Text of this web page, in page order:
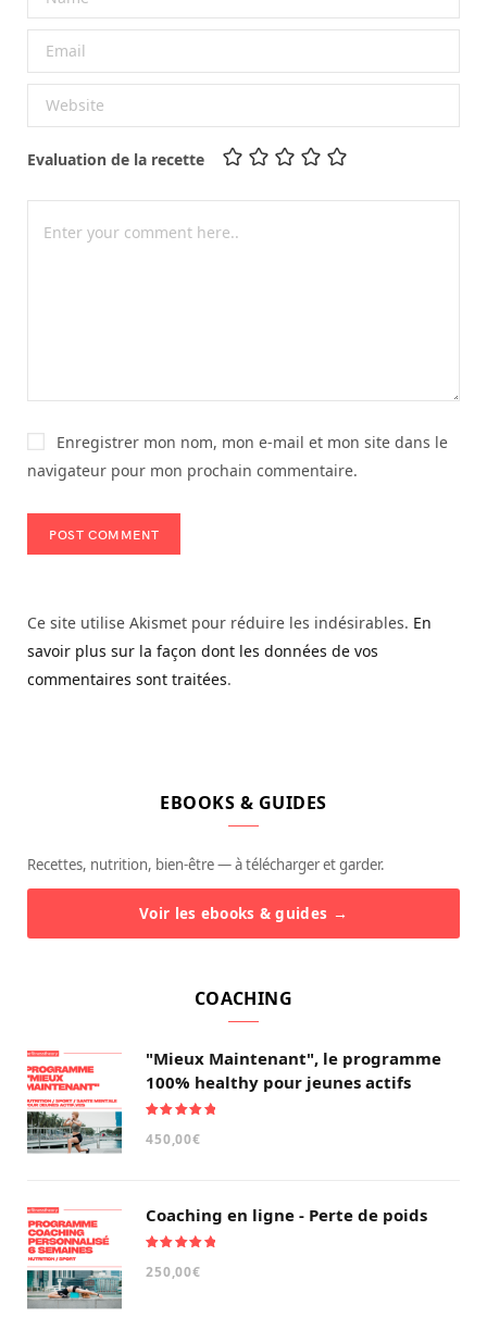
Evaluation de la recette
Enregistrer mon nom, mon e-mail et mon site dans le
navigateur pour mon prochain commentaire.
Ce site utilise Akismet pour réduire les indésirables. En
savoir plus sur la façon dont les données de vos
commentaires sont traitées.
EBOOKS & GUIDES
Recettes, nutrition, bien-être — à télécharger et garder.
Voir les ebooks & guides →
COACHING
"Mieux Maintenant", le programme
100% healthy pour jeunes actifs
sur 5
450,00€
Coaching en ligne - Perte de poids
sur 5
250,00€